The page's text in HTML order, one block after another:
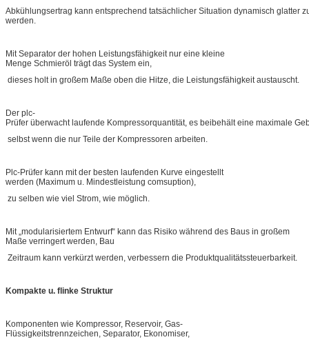
Abkühlungsertrag kann entsprechend tatsächlicher Situation dynamisch glatter
werden.
Mit Separator der hohen Leistungsfähigkeit nur eine kleine
Menge Schmieröl trägt das System ein,
dieses holt in großem Maße oben die Hitze, die Leistungsfähigkeit austauscht.
Der plc-
Prüfer überwacht laufende Kompressorquantität, es beibehält eine maximale
selbst wenn die nur Teile der Kompressoren arbeiten.
Plc-Prüfer kann mit der besten laufenden Kurve eingestellt
werden (Maximum u. Mindestleistung comsuption),
zu selben wie viel Strom, wie möglich.
Mit „modularisiertem Entwurf“ kann das Risiko während des Baus in großem
Maße verringert werden, Bau
Zeitraum kann verkürzt werden, verbessern die Produktqualitätssteuerbarkeit.
Kompakte u. flinke Struktur
Komponenten wie Kompressor, Reservoir, Gas-
Flüssigkeitstrennzeichen, Separator, Ekonomiser,